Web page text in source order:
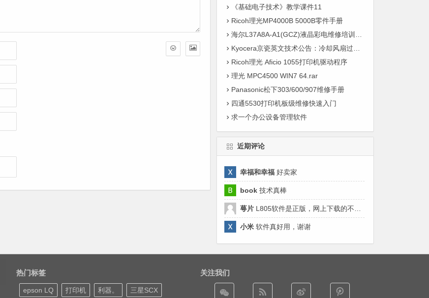
《基础电子技术》教学课件11
Ricoh理光MP4000B 5000B零件手册
海尔L37A8A-A1(GCZ)液晶彩电维修培训手册
Kyocera京瓷英文技术公告：冷却风扇过滤器维护及滤尘器替换品
Ricoh理光 Aficio 1055打印机驱动程序
理光 MPC4500 WIN7 64.rar
Panasonic松下303/600/907维修手册
四通5530打印机板级维修快速入门
求一个办公设备管理软件
近期评论
幸福和幸福好卖家
book技术真棒
萼片L805软件是正版，网上下载的不好用，来这里清零来对了哈。
小米软件真好用，谢谢
热门标签
epson LQ 打印机 利器。 三星SCX
关注我们